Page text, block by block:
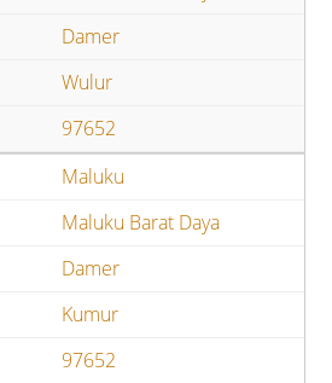
Damer
Wulur
97652
Maluku
Maluku Barat Daya
Damer
Kumur
97652